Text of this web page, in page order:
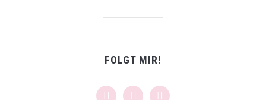
FOLGT MIR!
facebookinstagrampinterest